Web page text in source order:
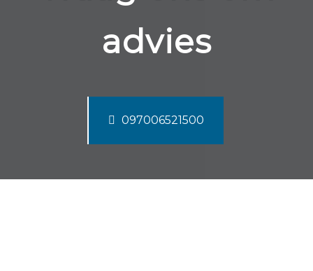
advies
097006521500